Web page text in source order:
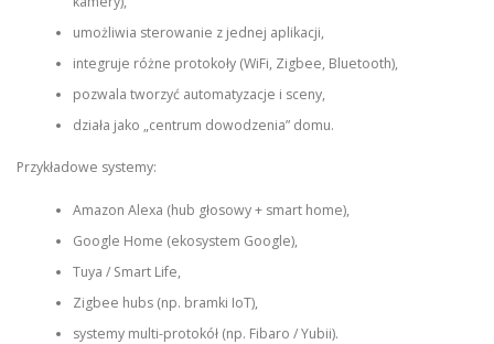
umożliwia sterowanie z jednej aplikacji,
integruje różne protokoły (WiFi, Zigbee, Bluetooth),
pozwala tworzyć automatyzacje i sceny,
działa jako „centrum dowodzenia” domu.
Przykładowe systemy:
Amazon Alexa (hub głosowy + smart home),
Google Home (ekosystem Google),
Tuya / Smart Life,
Zigbee hubs (np. bramki IoT),
systemy multi-protokół (np. Fibaro / Yubii).